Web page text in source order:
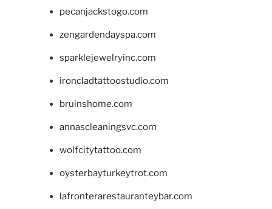
pecanjackstogo.com
zengardendayspa.com
sparklejewelryinc.com
ironcladtattoostudio.com
bruinshome.com
annascleaningsvc.com
wolfcitytattoo.com
oysterbayturkeytrot.com
lafronterarestauranteybar.com